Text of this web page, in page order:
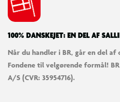
100% DANSKEJET: EN DEL AF
Når du handler i BR, går en del
Fondene til velgørende formål! BR
A/S (CVR: 35954716).